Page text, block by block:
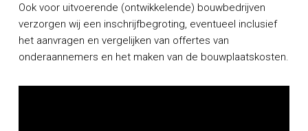
Ook voor uitvoerende (ontwikkelende) bouwbedrijven
verzorgen wij een inschrijfbegroting, eventueel inclusief
het aanvragen en vergelijken van offertes van
onderaannemers en het maken van de bouwplaatskosten.